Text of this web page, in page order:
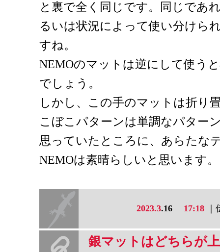
と裏で全く同じです。同じであ
るいは状況によって使い分けら
すね。
NEMOのマットは逆にして使う
でしょう。
しかし、この手のマットは折り
こぼこパターンは単調なパター
思っていたところに、あらたな
NEMOは素晴らしいと思います。
2023.3.16 17:18 ｜